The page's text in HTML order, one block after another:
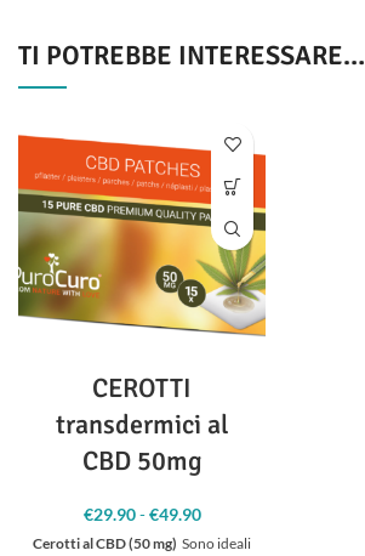
TI POTREBBE INTERESSARE…
CEROTTI
transdermici al
CBD 50mg
€29.90 - €49.90
di
Cerotti al CBD (50 mg) Sono ideali